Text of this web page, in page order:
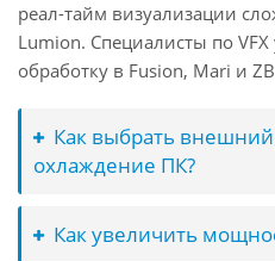
реал-тайм визуализации
Lumion. Специалисты по
обработку в Fusion, Mari и
Как выбрать
охлаждение ПК?
Как увеличить